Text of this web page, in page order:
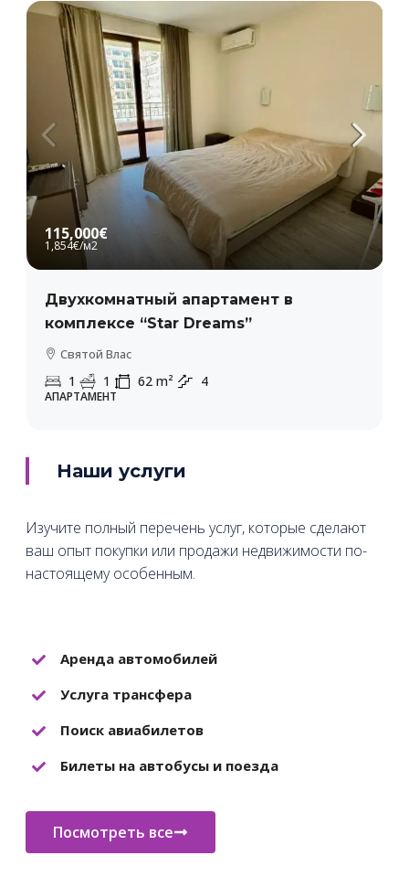
115,000€
1,854€/м2
Двухкомнатный апартамент в
комплексе “Star Dreams”
Святой Влас
1 1 62 m² 4
АПАРТАМЕНТ
Наши услуги
Изучите полный перечень услуг, которые сделают
ваш опыт покупки или продажи недвижимости по-
настоящему особенным.
Аренда автомобилей
Услуга трансфера
Поиск авиабилетов
Билеты на автобусы и поезда
Посмотреть все